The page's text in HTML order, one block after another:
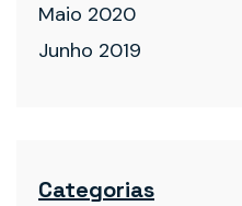
Maio 2020
Junho 2019
Categorias